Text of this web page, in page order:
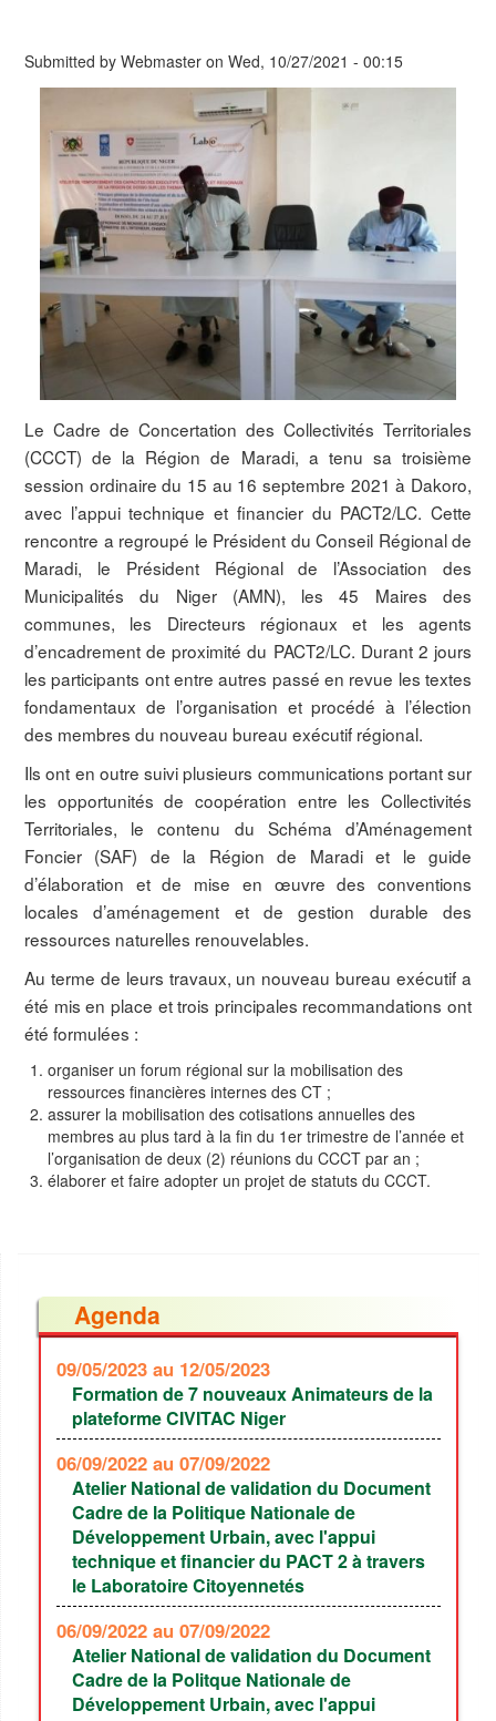
Submitted by Webmaster on Wed, 10/27/2021 - 00:15
Le Cadre de Concertation des Collectivités Territoriales
(CCCT) de la Région de Maradi, a tenu sa troisième
session ordinaire du 15 au 16 septembre 2021 à Dakoro,
avec l’appui technique et financier du PACT2/LC. Cette
rencontre a regroupé le Président du Conseil Régional de
Maradi, le Président Régional de l’Association des
Municipalités du Niger (AMN), les 45 Maires des
communes, les Directeurs régionaux et les agents
d’encadrement de proximité du PACT2/LC. Durant 2 jours
les participants ont entre autres passé en revue les textes
fondamentaux de l’organisation et procédé à l’élection
des membres du nouveau bureau exécutif régional.
Ils ont en outre suivi plusieurs communications portant sur
les opportunités de coopération entre les Collectivités
Territoriales, le contenu du Schéma d’Aménagement
Foncier (SAF) de la Région de Maradi et le guide
d’élaboration et de mise en œuvre des conventions
locales d’aménagement et de gestion durable des
ressources naturelles renouvelables.
Au terme de leurs travaux, un nouveau bureau exécutif a
été mis en place et trois principales recommandations ont
été formulées :
organiser un forum régional sur la mobilisation des
ressources financières internes des CT ;
assurer la mobilisation des cotisations annuelles des
membres au plus tard à la fin du 1er trimestre de l’année et
l’organisation de deux (2) réunions du CCCT par an ;
élaborer et faire adopter un projet de statuts du CCCT.
Agenda
09/05/2023 au 12/05/2023
Formation de 7 nouveaux Animateurs de la
plateforme CIVITAC Niger
06/09/2022 au 07/09/2022
Atelier National de validation du Document
Cadre de la Politique Nationale de
Développement Urbain, avec l'appui
technique et financier du PACT 2 à travers
le Laboratoire Citoyennetés
06/09/2022 au 07/09/2022
Atelier National de validation du Document
Cadre de la Politque Nationale de
Développement Urbain, avec l'appui